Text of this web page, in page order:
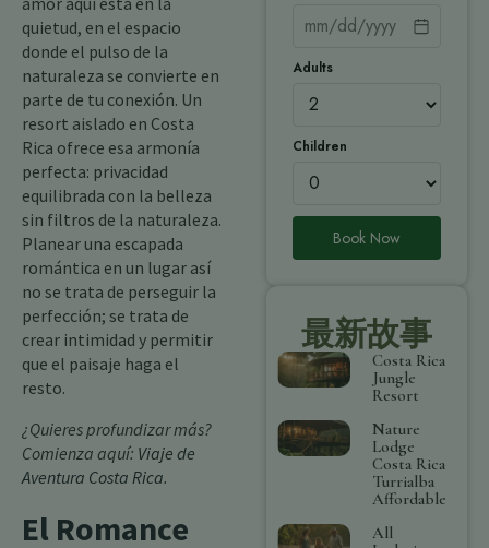
quietud, en el espacio
donde el pulso de la
naturaleza se convierte en
parte de tu conexión. Un
resort aislado en Costa
Rica ofrece esa armonía
perfecta: privacidad
equilibrada con la belleza
sin filtros de la naturaleza.
Planear una escapada
romántica en un lugar así
no se trata de perseguir la
perfección; se trata de
crear intimidad y permitir
que el paisaje haga el
resto.
¿Quieres profundizar más?
Comienza aquí: Viaje de
Aventura Costa Rica.
El Romance
Adults
Children
Book Now
最新故事
Costa Rica
Jungle
Resort
Nature
Lodge
Costa Rica
Turrialba
Affordable
All